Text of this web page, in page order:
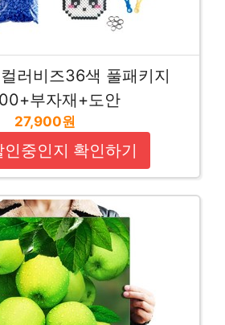
러비즈36색 풀패키지
부자재+도안
27,900원
인중인지 확인하기